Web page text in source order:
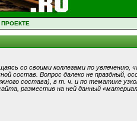
со своими коллегами по
состав. Вопрос далеко не праздный,
состава), в т. ч. и по тематике
разместив на ней данный